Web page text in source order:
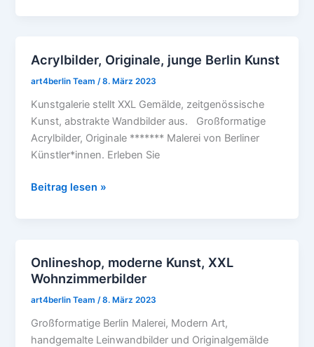
Acrylbilder, Originale, junge Berlin Kunst
art4berlin Team/8. März 2023
Kunstgalerie stellt XXL Gemälde, zeitgenössische
Kunst, abstrakte Wandbilder aus. Großformatige
Acrylbilder, Originale ******* Malerei von Berliner
Künstler*innen. Erleben Sie
Acrylbilder,
Originale,
Berlin
Kunst
Beitrag lesen »
Onlineshop, moderne Kunst, XXL
Wohnzimmerbilder
art4berlin Team/8. März 2023
Großformatige Berlin Malerei, Modern Art,
handgemalte Leinwandbilder und Originalgemälde
Onlineshop,
moderne
Kunst,
Wohnzimmerbilder